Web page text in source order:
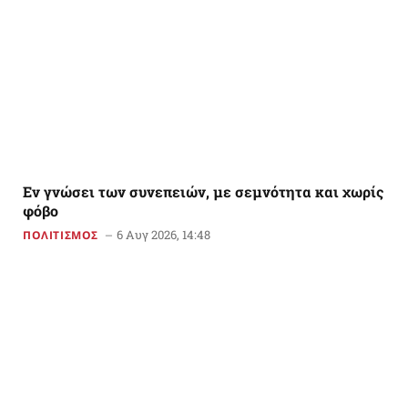
Εν γνώσει των συνεπειών, με σεμνότητα και χωρίς
φόβο
ΠΟΛΙΤΙΣΜΟΣ 6 Αυγ 2026, 14:48